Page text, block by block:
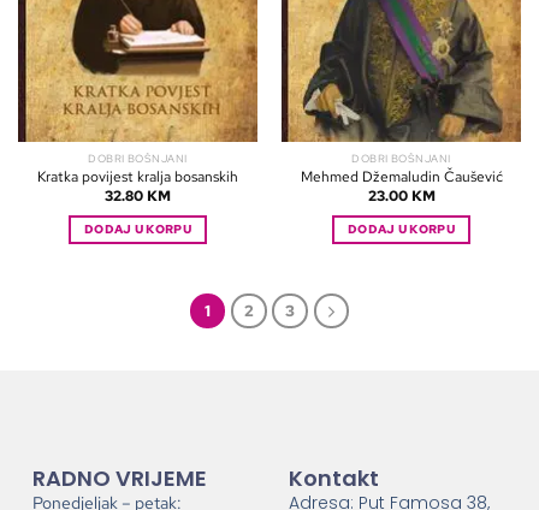
DOBRI BOŠNJANI
Kratka povijest kralja bosanskih
32.80 KM
DODAJ U KORPU
DOBRI BOŠNJANI
Mehmed Džemaludin Čaušević
23.00 KM
DODAJ U KORPU
1 2 3
RADNO VRIJEME
Ponedjeljak – petak:
Kontakt
Adresa: Put Famosa 38,